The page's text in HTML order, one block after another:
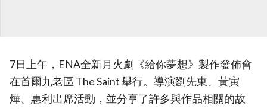
7日上午，ENA全新月火劇《給你夢想》製作發佈會
在首爾九老區 The Saint 舉行。導演劉先東、黃寅
燁、惠利出席活動，並分享了許多與作品相關的故